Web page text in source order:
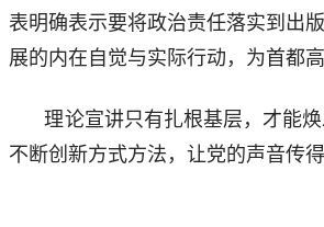
表明确表示要将政治责任落实到出
展的内在自觉与实际行动，为首都
理论宣讲只有扎根基层，才能
不断创新方式方法，让党的声音传